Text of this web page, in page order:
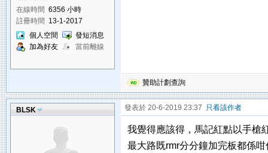
在線時間 6356 小時
註冊時間 13-1-2017
個人空間
發短消息
加為好友
當前離線
贊助計劃查詢
BLSK 發表於 20-6-2019 23:37 只看該作者
我覺得應該得，馬記紅點以手槍
最大路既rmr分分鐘加完板都係咁